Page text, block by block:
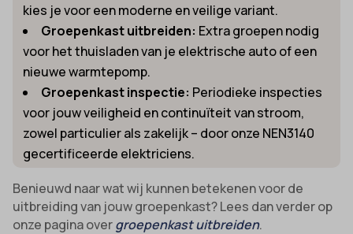
kies je voor een moderne en veilige variant.
Groepenkast uitbreiden: Extra groepen nodig
voor het thuisladen van je elektrische auto of een
nieuwe warmtepomp.
Groepenkast inspectie: Periodieke inspecties
voor jouw veiligheid en continuïteit van stroom,
zowel particulier als zakelijk – door onze NEN3140
gecertificeerde elektriciens.
Benieuwd naar wat wij kunnen betekenen voor de
uitbreiding van jouw groepenkast? Lees dan verder op
onze pagina overgroepenkast uitbreiden.